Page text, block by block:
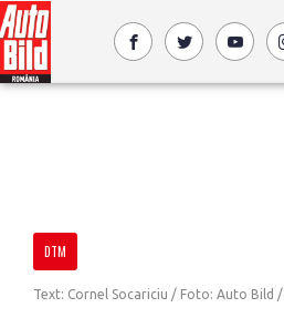
DTM
Text: Cornel Socariciu / Foto: Auto Bild /